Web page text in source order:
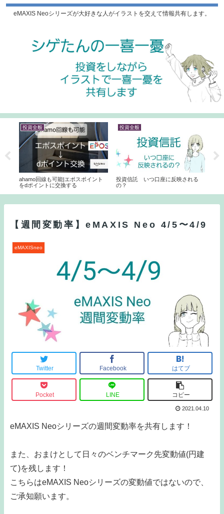
eMAXIS Neoシリーズが大好きな人がイラストを交えて情報共有します。
投資全般
ahamo回線も可能|エポスポイント
をdポイントに交換する
投資全般
投資信託 いつ口座に反映される
の？
【週間変動率】eMAXIS Neo 4/5〜4/9
eMAXISneo
Twitter Facebook はてブ
Pocket LINE コピー
2021.04.10
eMAXIS Neoシリーズの週間変動率を共有します！
また、おまけとして日々のベンチマーク先変動値(円建
て)を残します！
こちらはeMAXIS Neoシリーズの変動値ではないので、
ご承知願います。